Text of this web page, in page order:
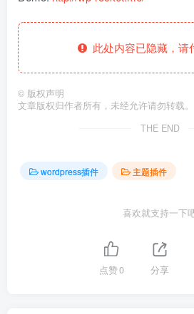
此处内容已隐藏，请
© 版权声明
文章版权归作者所有，未经允许请勿转载。
THE END
wordpress插件 主题插件
喜欢就支持一下
点赞0 分享